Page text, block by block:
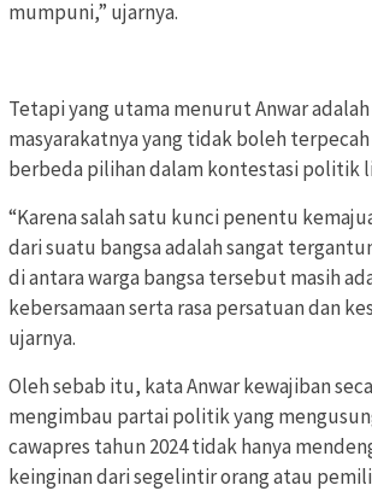
mumpuni,” ujarnya.
Tetapi yang utama menurut Anwar
masyarakatnya yang tidak boleh
berbeda pilihan dalam kontestasi politik
“Karena salah satu kunci penentu
dari suatu bangsa adalah sangat
di antara warga bangsa tersebut masih
kebersamaan serta rasa persatuan dan
ujarnya.
Oleh sebab itu, kata Anwar kewajiban
mengimbau partai politik yang
cawapres tahun 2024 tidak hanya
keinginan dari segelintir orang atau